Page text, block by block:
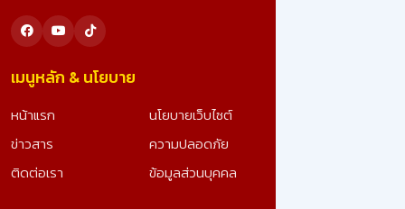
สร้างเยาวชนที่ดีของชาติต่อไป ดูรูปภาพเพิ่มเติม -
เมนูหลัก & นโยบาย
หน้าแรก
ข่าวสาร
ติดต่อเรา
นโยบายเว็บไซต์
ความปลอดภัย
ข้อมูลส่วนบุคคล